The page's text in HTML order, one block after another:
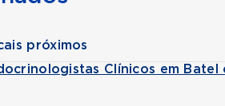
próximos
Clínicos em Batel